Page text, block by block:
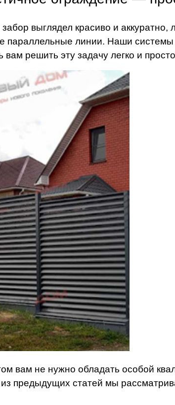
выглядел красиво и
параллельные линии. Наши
вам решить эту задачу легко и
вам не нужно обладать особой
предыдущих статей мы